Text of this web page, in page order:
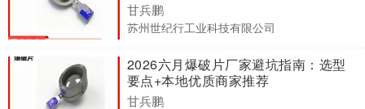
甘兵鹏
苏州世纪行工业科技有限公司
2026六月爆破片厂家避坑指南：选型
要点+本地优质商家推荐
甘兵鹏